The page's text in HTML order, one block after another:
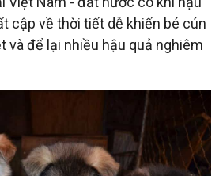
cập về thời tiết dễ khiến bé cún
và để lại nhiều hậu quả nghiêm